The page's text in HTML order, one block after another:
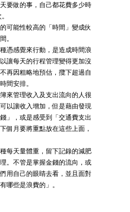
要做的事，自己都花費多少時
能性較高的「時間」變成伙
。
感覺來行動，是造成時間浪
讓每天的行程管理變得更加沒
再因粗略地預估，攬下超過自
間安排。
管理收入及支出流向的人很
以讓收入增加，但是藉由發現
」，或是感受到「交通費支出
個月要將重點放在這些上面，
天量體重，留下記錄的減肥
。不管是掌握金錢的流向，或
用自己的眼睛去看，並且面對
哪些是浪費的」。